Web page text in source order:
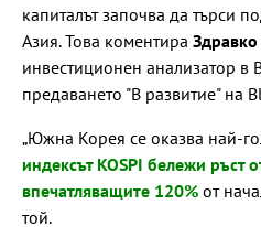
капиталът започва да търси
Азия. Това коментира
инвестиционен анализатор в
предаването "В развитие" на
„Южна Корея се оказва най-
индексът KOSPI бележи ръст
впечатляващите 120% от
той.